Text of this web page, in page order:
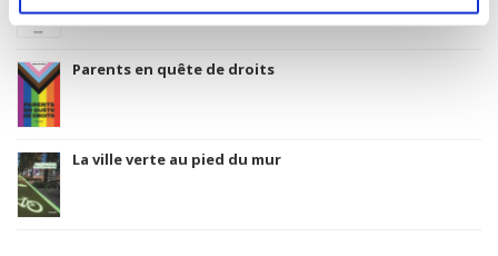
Parents en quête de droits
La ville verte au pied du mur